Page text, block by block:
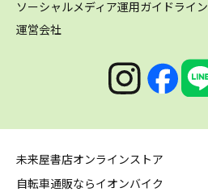
ソーシャルメディア運用ガイドライン
運営会社
未来屋書店オンラインストア
自転車通販ならイオンバイク